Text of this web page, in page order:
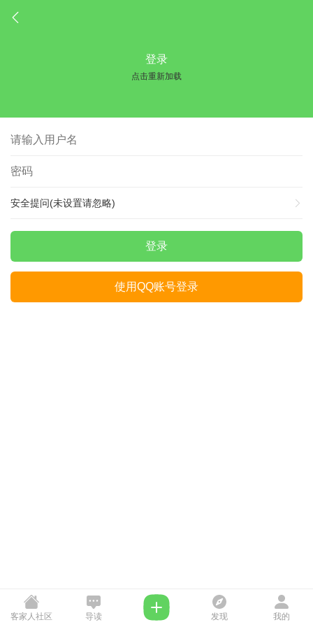
登录
点击重新加载
安全提问(未设置请忽略)
登录
使用QQ账号登录
客家人社区 导读 发现 我的